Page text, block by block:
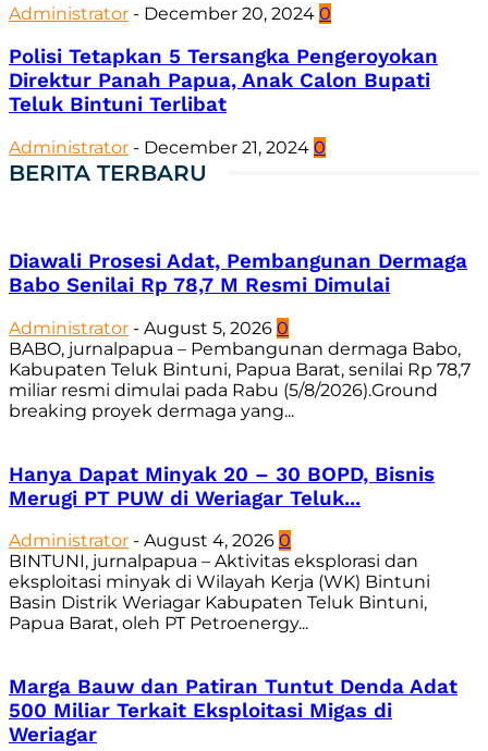
Administrator - December 20, 2024 0
Polisi Tetapkan 5 Tersangka Pengeroyokan
Direktur Panah Papua, Anak Calon Bupati
Teluk Bintuni Terlibat
Administrator - December 21, 2024 0
BERITA TERBARU
Diawali Prosesi Adat, Pembangunan Dermaga
Babo Senilai Rp 78,7 M Resmi Dimulai
Administrator - August 5, 2026 0
BABO, jurnalpapua – Pembangunan dermaga Babo,
Kabupaten Teluk Bintuni, Papua Barat, senilai Rp 78,7
miliar resmi dimulai pada Rabu (5/8/2026).Ground
breaking proyek dermaga yang...
Hanya Dapat Minyak 20 – 30 BOPD, Bisnis
Merugi PT PUW di Weriagar Teluk...
Administrator - August 4, 2026 0
BINTUNI, jurnalpapua – Aktivitas eksplorasi dan
eksploitasi minyak di Wilayah Kerja (WK) Bintuni
Basin Distrik Weriagar Kabupaten Teluk Bintuni,
Papua Barat, oleh PT Petroenergy...
Marga Bauw dan Patiran Tuntut Denda Adat
500 Miliar Terkait Eksploitasi Migas di
Weriagar